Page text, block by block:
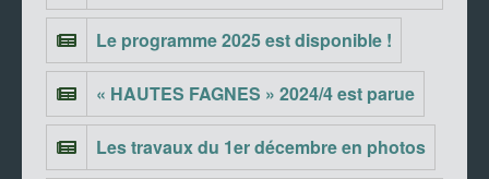
Le programme 2025 est disponible !
« HAUTES FAGNES » 2024/4 est parue
Les travaux du 1er décembre en photos